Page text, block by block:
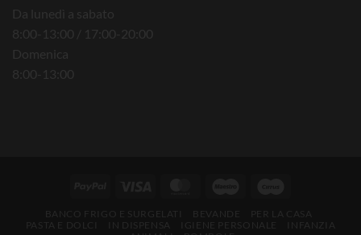
Da lunedì a sabato
8:00-13:00 / 17:00-20:00
Domenica
8:00-13:00